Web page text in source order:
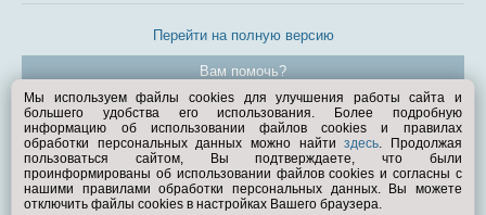
Перейти на полную версию
Вам помочь?
© Exist.ru 1998—2026
Мы используем файлы cookies для улучшения работы сайта и
большего удобства его использования. Более подробную
информацию об использовании файлов cookies и правилах
обработки персональных данных можно найтиздесь. Продолжая
пользоваться сайтом, Вы подтверждаете, что были
проинформированы об использовании файлов cookies и согласны с
нашими правилами обработки персональных данных. Вы можете
отключить файлы cookies в настройках Вашего браузера.